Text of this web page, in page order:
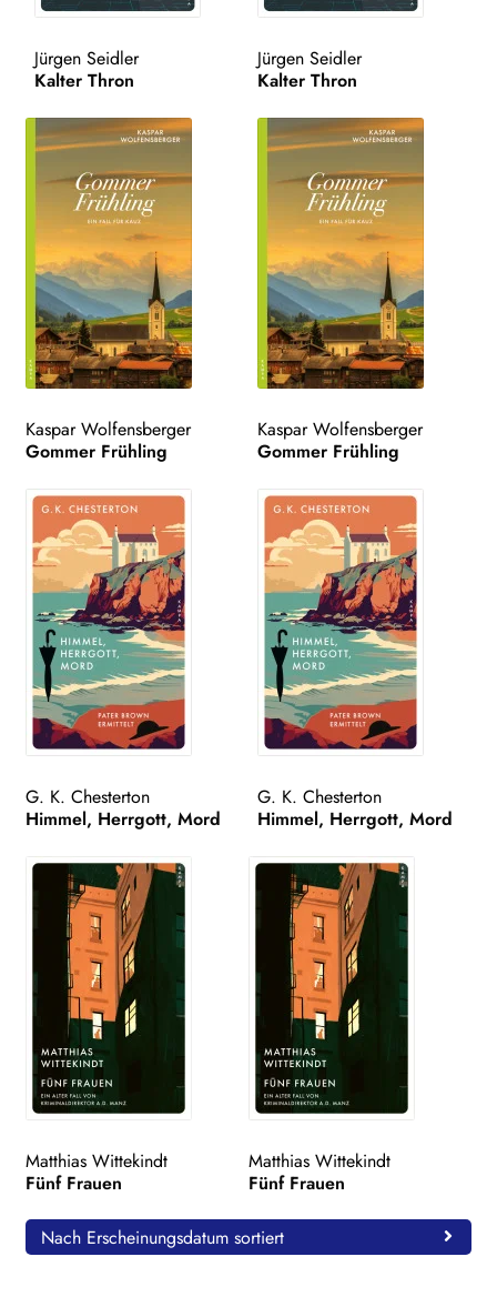
Search:
Jürgen Seidler
Kalter Thron
Jürgen Seidler
Kalter Thron
Kaspar Wolfensberger
Gommer Frühling
Kaspar Wolfensberger
Gommer Frühling
G. K. Chesterton
Himmel, Herrgott, Mord
G. K. Chesterton
Himmel, Herrgott, Mord
Matthias Wittekindt
Fünf Frauen
Matthias Wittekindt
Fünf Frauen
Nach Erscheinungsdatum sortiert